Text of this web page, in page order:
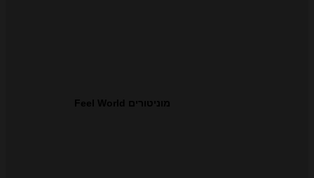
מוניטורים Feel World